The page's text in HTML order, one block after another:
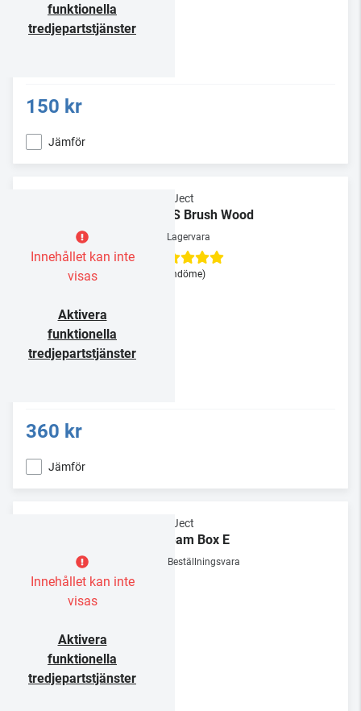
funktionella
tredjepartstjänster
150 kr
Jämför
Innehållet kan inte
visas
Aktivera
funktionella
tredjepartstjänster
Pro-Ject
VC-S Brush Wood
Lagervara
(1 omdöme)
360 kr
Jämför
Innehållet kan inte
visas
Aktivera
funktionella
tredjepartstjänster
Pro-Ject
Stream Box E
Beställningsvara